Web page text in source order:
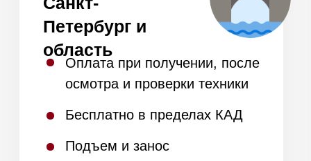
Ответы на
задаваемые вопросы